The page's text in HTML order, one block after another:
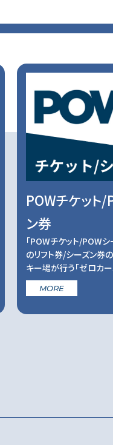
POWチケット
ン券
「POWチケット/POW
のリフト券/シーズン券
キー場が行う「ゼロカ
MORE